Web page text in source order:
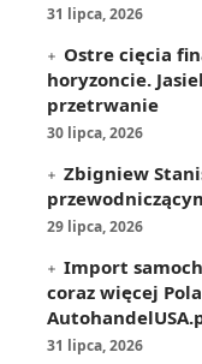
31 lipca, 2026
Ostre cięcia
horyzoncie.
przetrwanie
30 lipca, 2026
Zbigniew
29 lipca, 2026
Import
coraz więcej
31 lipca, 2026